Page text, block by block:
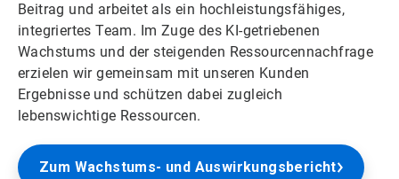
Beitrag und arbeitet als ein hochleistungsfähiges,
integriertes Team. Im Zuge des KI-getriebenen
Wachstums und der steigenden Ressourcennachfrage
erzielen wir gemeinsam mit unseren Kunden
Ergebnisse und schützen dabei zugleich
lebenswichtige Ressourcen.
Zum Wachstums- und Auswirkungsbericht